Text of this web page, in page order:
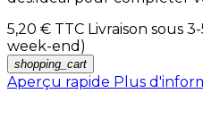
5,20 € TTC Livraison sous
week-end)
shopping_cart
Aperçu rapide Plus